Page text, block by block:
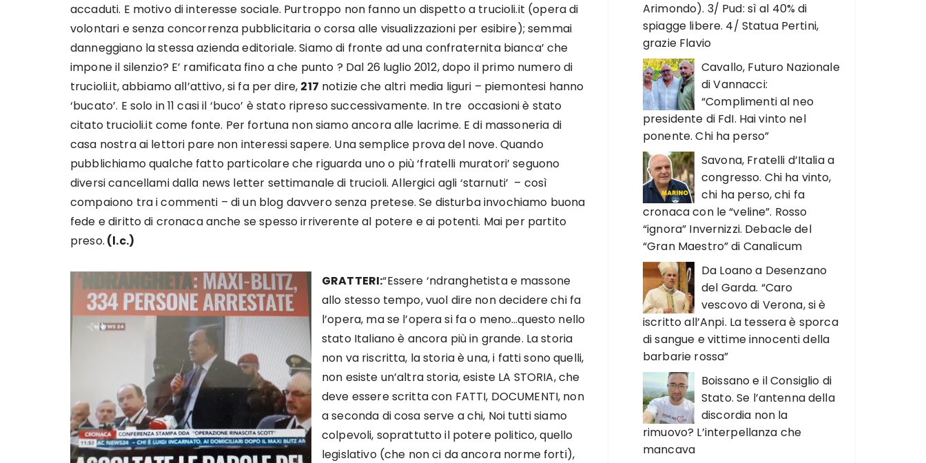
accaduti. E motivo di interesse sociale. Purtroppo non fanno un dispetto a trucioli.it (opera di
volontari e senza concorrenza pubblicitaria o corsa alle visualizzazioni per esibire); semmai
danneggiano la stessa azienda editoriale. Siamo di fronte ad una confraternita bianca’ che
impone il silenzio? E’ ramificata fino a che punto ? Dal 26 luglio 2012, dopo il primo numero di
trucioli.it, abbiamo all’attivo, si fa per dire, 217 notizie che altri media liguri – piemontesi hanno
‘bucato’. E solo in 11 casi il ‘buco’ è stato ripreso successivamente. In tre occasioni è stato
citato trucioli.it come fonte. Per fortuna non siamo ancora alle lacrime. E di massoneria di
casa nostra ai lettori pare non interessi sapere. Una semplice prova del nove. Quando
pubblichiamo qualche fatto particolare che riguarda uno o più ‘fratelli muratori’ seguono
diversi cancellami dalla news letter settimanale di trucioli. Allergici agli ‘starnuti’ – così
compaiono tra i commenti – di un blog davvero senza pretese. Se disturba invochiamo buona
fede e diritto di cronaca anche se spesso irriverente al potere e ai potenti. Mai per partito
preso. (l.c.)
GRATTERI:“Essere ‘ndranghetista e massone
allo stesso tempo, vuol dire non decidere chi fa
l’opera, ma se l’opera si fa o meno…questo nello
stato Italiano è ancora più in grande. La storia
non va riscritta, la storia è una, i fatti sono quelli,
non esiste un’altra storia, esiste LA STORIA, che
deve essere scritta con FATTI, DOCUMENTI, non
a seconda di cosa serve a chi, Noi tutti siamo
colpevoli, soprattutto il potere politico, quello
legislativo (che non ci da ancora norme forti),
Arimondo). 3/ Pud: sì al 40% di
spiagge libere. 4/ Statua Pertini,
grazie Flavio
Cavallo, Futuro Nazionale
di Vannacci:
“Complimenti al neo
presidente di FdI. Hai vinto nel
ponente. Chi ha perso”
Savona, Fratelli d’Italia a
congresso. Chi ha vinto,
chi ha perso, chi fa
cronaca con le “veline”. Rosso
“ignora” Invernizzi. Debacle del
“Gran Maestro” di Canalicum
Da Loano a Desenzano
del Garda. “Caro
vescovo di Verona, si è
iscritto all’Anpi. La tessera è sporca
di sangue e vittime innocenti della
barbarie rossa”
Boissano e il Consiglio di
Stato. Se l’antenna della
discordia non la
rimuovo? L’interpellanza che
mancava